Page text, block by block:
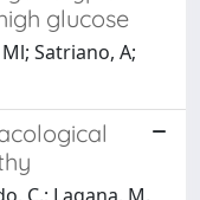
glucose
Satriano, A;